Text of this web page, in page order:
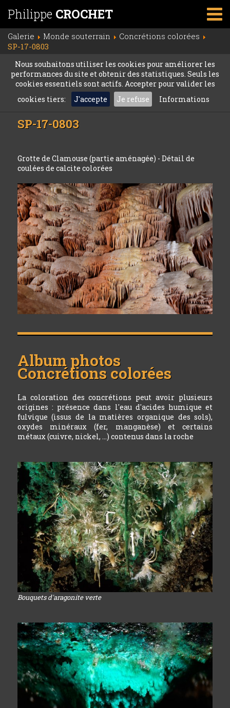
Philippe CROCHET
Galerie Monde souterrain
Concrétions colorées
SP-17-0803
Nous souhaitons utiliser les cookies pour améliorer les
performances du site et obtenir des statistiques. Seuls les
cookies essentiels sont actifs. Accepter pour valider les
cookies tiers:
J'accepte Je refuse Informations
SP-17-0803
Grotte de Clamouse (partie aménagée) - Détail de
coulées de calcite colorées
Album photos
Concrétions colorées
La coloration des concrétions peut avoir plusieurs
origines : présence dans l'eau d'acides humique et
fulvique (issus de la matières organique des sols),
oxydes minéraux (fer, manganèse) et certains
métaux (cuivre, nickel, ...) contenus dans la roche
Bouquets d'aragonite verte